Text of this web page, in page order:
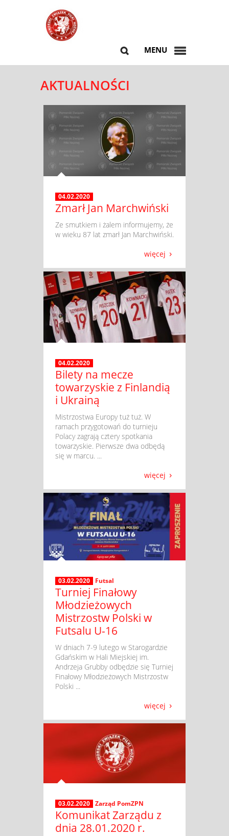
MENU
AKTUALNOŚCI
04.02.2020
Zmarł Jan Marchwiński
​ Ze smutkiem i żalem informujemy, że
w wieku 87 lat zmarł Jan Marchwiński.
więcej
04.02.2020
Bilety na mecze
towarzyskie z Finlandią
i Ukrainą
​ Mistrzostwa Europy tuż tuż. W
ramach przygotowań do turnieju
Polacy zagrają cztery spotkania
towarzyskie. Pierwsze dwa odbędą
się w marcu. ...
więcej
03.02.2020 Futsal
Turniej Finałowy
Młodzieżowych
Mistrzostw Polski w
Futsalu U-16
​ W dniach 7-9 lutego w Starogardzie
Gdańskim w Hali Miejskiej im.
Andrzeja Grubby odbędzie się Turniej
Finałowy Młodzieżowych Mistrzostw
Polski ...
więcej
03.02.2020 Zarząd PomZPN
Komunikat Zarządu z
dnia 28.01.2020 r.